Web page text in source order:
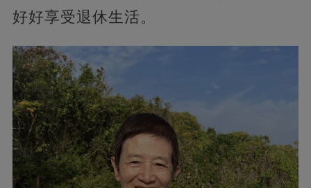
好好享受退休生活。